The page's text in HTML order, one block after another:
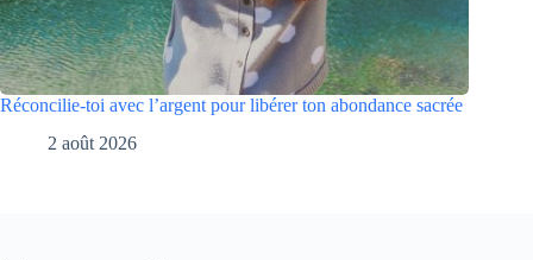
Réconcilie-toi avec l’argent pour libérer ton abondance sacrée
2 août 2026